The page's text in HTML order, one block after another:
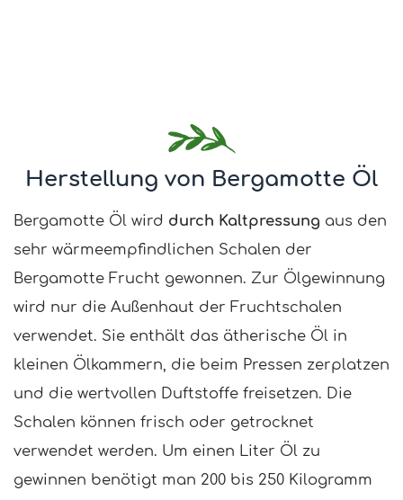
Herstellung von Bergamotte Öl
Bergamotte Öl wird durch Kaltpressung aus den
sehr wärmeempfindlichen Schalen der
Bergamotte Frucht gewonnen. Zur Ölgewinnung
wird nur die Außenhaut der Fruchtschalen
verwendet. Sie enthält das ätherische Öl in
kleinen Ölkammern, die beim Pressen zerplatzen
und die wertvollen Duftstoffe freisetzen. Die
Schalen können frisch oder getrocknet
verwendet werden. Um einen Liter Öl zu
gewinnen benötigt man 200 bis 250 Kilogramm